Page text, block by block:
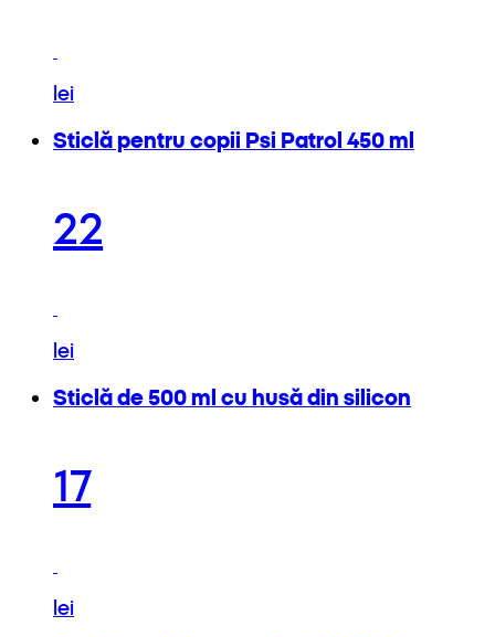
lei
Sticlă pentru copii Psi Patrol 450 ml
22
lei
Sticlă de 500 ml cu husă din silicon
17
lei